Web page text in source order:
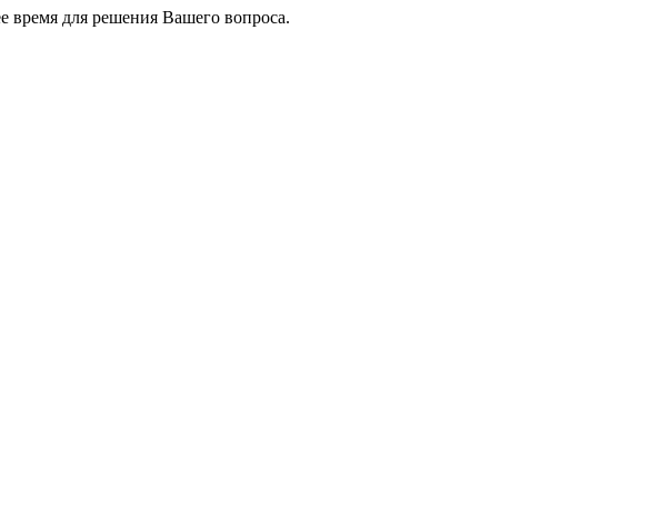
время для решения Вашего вопроса.